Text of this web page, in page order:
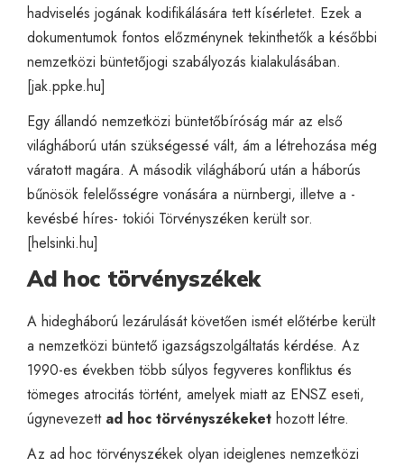
hadviselés jogának kodifikálására tett kísérletet. Ezek a
dokumentumok fontos előzménynek tekinthetők a későbbi
nemzetközi büntetőjogi szabályozás kialakulásában.
[jak.ppke.hu]
Egy állandó nemzetközi büntetőbíróság már az első
világháború után szükségessé vált, ám a létrehozása még
váratott magára. A második világháború után a háborús
bűnösök felelősségre vonására a nürnbergi, illetve a -
kevésbé híres- tokiói Törvényszéken került sor.
[helsinki.hu]
Ad hoc törvényszékek
A hidegháború lezárulását követően ismét előtérbe került
a nemzetközi büntető igazságszolgáltatás kérdése. Az
1990-es években több súlyos fegyveres konfliktus és
tömeges atrocitás történt, amelyek miatt az ENSZ eseti,
úgynevezett ad hoc törvényszékeket hozott létre.
Az ad hoc törvényszékek olyan ideiglenes nemzetközi